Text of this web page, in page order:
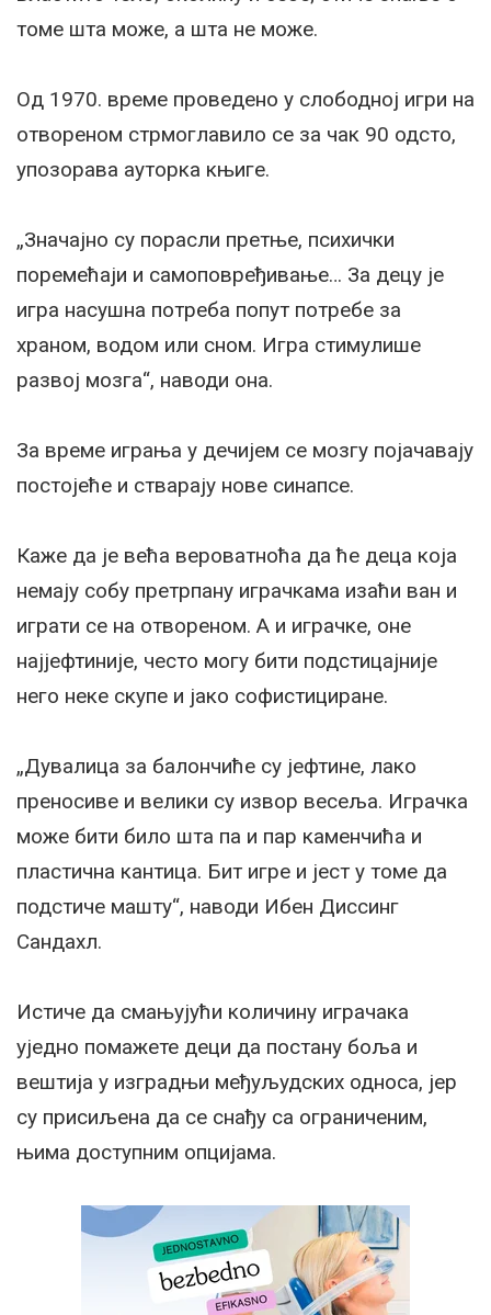
томе шта може, а шта не може.
Од 1970. време проведено у слободној игри на
отвореном стрмоглавило се за чак 90 одсто,
упозорава ауторка књиге.
„Значајно су порасли претње, психички
поремећаји и самоповређивање… За децу је
игра насушна потреба попут потребе за
храном, водом или сном. Игра стимулише
развој мозга“, наводи она.
За време играња у дечијем се мозгу појачавају
постојеће и стварају нове синапсе.
Каже да је већа вероватноћа да ће деца која
немају собу претрпану играчкама изаћи ван и
играти се на отвореном. А и играчке, оне
најјефтиније, често могу бити подстицајније
него неке скупе и јако софистициране.
„Дувалица за балончиће су јефтине, лако
преносиве и велики су извор весеља. Играчка
може бити било шта па и пар каменчића и
пластична кантица. Бит игре и јест у томе да
подстиче машту“, наводи Ибен Диссинг
Сандахл.
Истиче да смањујући количину играчака
уједно помажете деци да постану боља и
вештија у изградњи међуљудских односа, јер
су присиљена да се снађу са ограниченим,
њима доступним опцијама.